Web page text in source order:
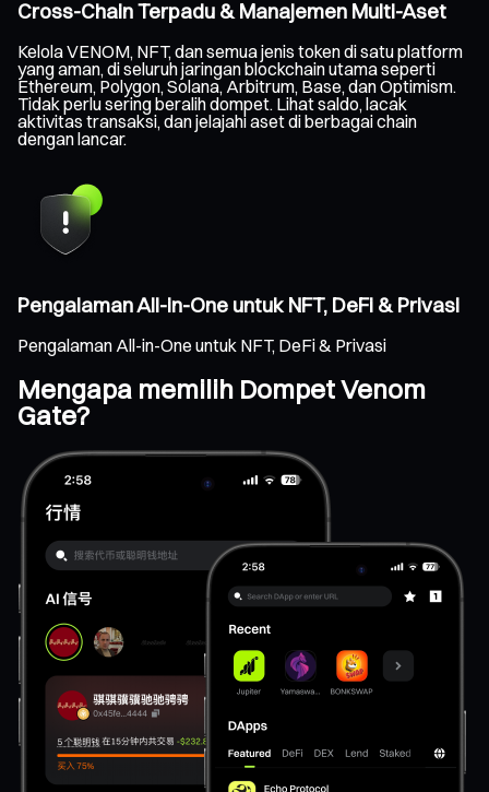
Cross-Chain Terpadu & Manajemen Multi-Aset
Kelola VENOM, NFT, dan semua jenis token di satu platform
yang aman, di seluruh jaringan blockchain utama seperti
Ethereum, Polygon, Solana, Arbitrum, Base, dan Optimism.
Tidak perlu sering beralih dompet. Lihat saldo, lacak
aktivitas transaksi, dan jelajahi aset di berbagai chain
dengan lancar.
Pengalaman All-in-One untuk NFT, DeFi & Privasi
Pengalaman All-in-One untuk NFT, DeFi & Privasi
Mengapa memilih Dompet Venom
Gate?